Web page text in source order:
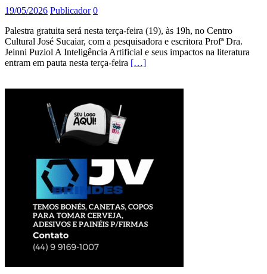
19/05/2026 Publicador 0
Palestra gratuita será nesta terça-feira (19), às 19h, no Centro
Cultural José Sucaiar, com a pesquisadora e escritora Profª Dra.
Jeinni Puziol A Inteligência Artificial e seus impactos na literatura
entram em pauta nesta terça-feira […]